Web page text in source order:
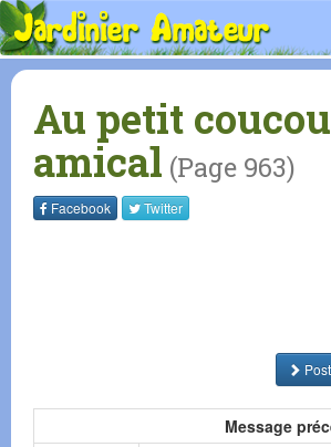
Au petit coucou
amical (Page 963)
Facebook Twitter
Message